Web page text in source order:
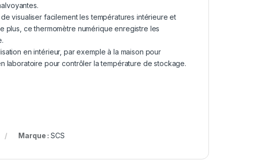
visualiser facilement les températures intérieure et
ce thermomètre numérique enregistre les
en intérieur, par exemple à la maison pour
laboratoire pour contrôler la température de stockage.
Marque :SCS